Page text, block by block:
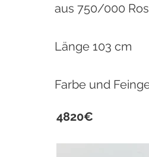
aus 750/000
Länge 103 cm
Farbe und
4820€